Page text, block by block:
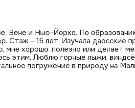
Вене и Нью-Йорке. По
Стаж – 15 лет. Изучала даосские
мне хорошо, полезно или делает
этим. Люблю горные лыжи,
погружение в природу на